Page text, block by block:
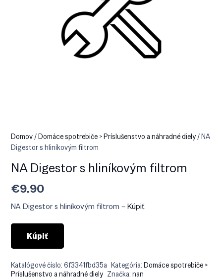
Domov/Domáce spotrebiče > Príslušenstvo a náhradné diely/ NA
Digestor s hliníkovým filtrom
NA Digestor s hliníkovým filtrom
€9.90
NA Digestor s hliníkovým filtrom –Kúpiť
Kúpiť
Katalógové číslo:6f3341fbd35a Kategória:Domáce spotrebiče >
Príslušenstvo a náhradné diely Značka:nan